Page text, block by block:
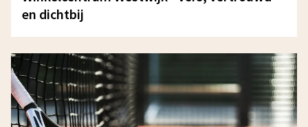
en dichtbij